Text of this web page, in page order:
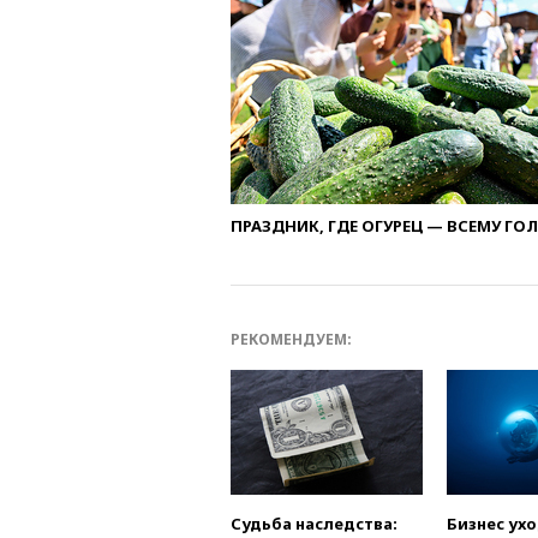
ПРАЗДНИК, ГДЕ ОГУРЕЦ — ВСЕМУ
РЕКОМЕНДУЕМ:
Судьба наследства:
Бизнес